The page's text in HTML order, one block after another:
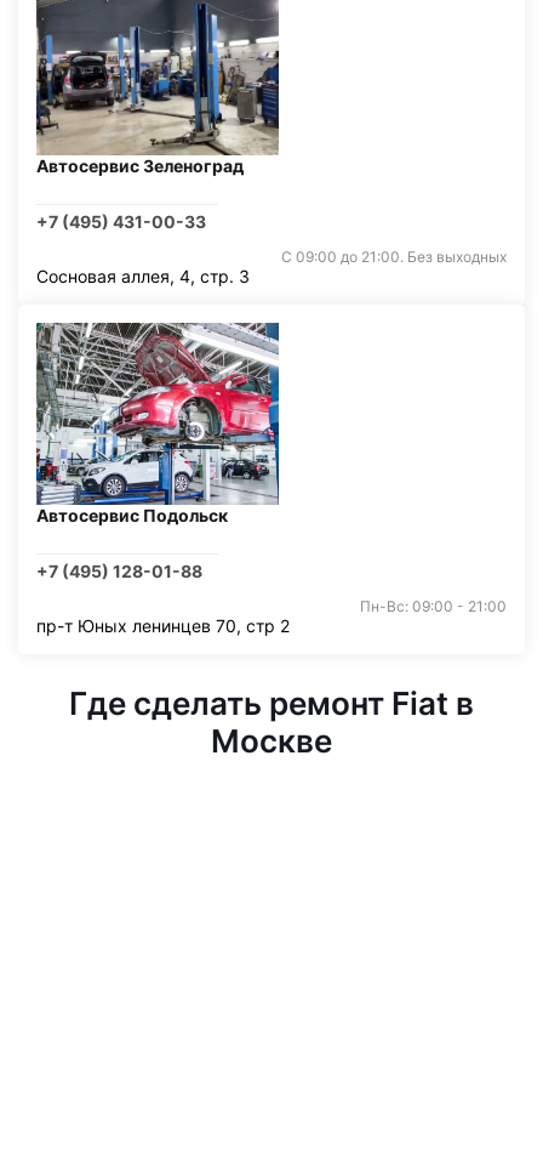
Автосервис Зеленоград
+7 (495) 431-00-33
С 09:00 до 21:00. Без выходных
Сосновая аллея, 4, стр. 3
Автосервис Подольск
+7 (495) 128-01-88
Пн-Вс: 09:00 - 21:00
пр-т Юных ленинцев 70, стр 2
Где сделать ремонт Fiat в
Москве